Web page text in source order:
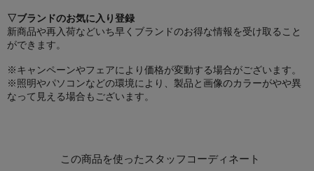
▽ブランドのお気に入り登録
新商品や再入荷などいち早くブランドのお得な情報を受け取ること
ができます。
※キャンペーンやフェアにより価格が変動する場合がございます。
※照明やパソコンなどの環境により、製品と画像のカラーがやや異
なって見える場合もございます。
この商品を使ったスタッフコーディネート